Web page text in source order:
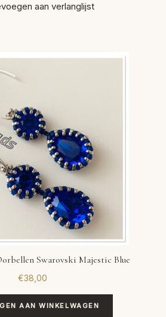
aan verlanglijst
Swarovski Majestic Blue
€38,00
AAN WINKELWAGEN